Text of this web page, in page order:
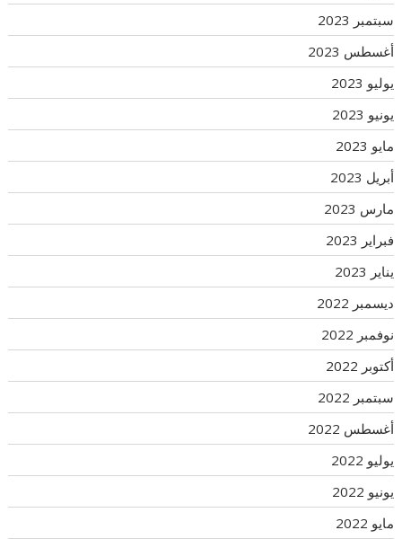
سبتمبر 2023
أغسطس 2023
يوليو 2023
يونيو 2023
مايو 2023
أبريل 2023
مارس 2023
فبراير 2023
يناير 2023
ديسمبر 2022
نوفمبر 2022
أكتوبر 2022
سبتمبر 2022
أغسطس 2022
يوليو 2022
يونيو 2022
مايو 2022